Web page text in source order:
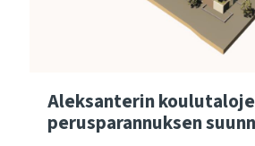
Aleksanterin
perusparannuksen